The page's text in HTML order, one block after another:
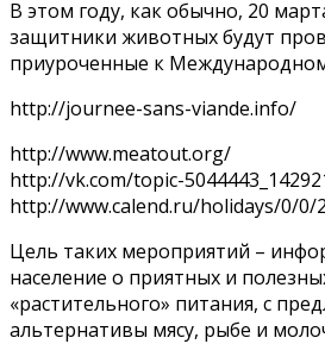
В этом году, как обычно, 20
защитники животных будут
приуроченные к
http://journee-sans-viande.info/
http://www.meatout.org/
http://vk.com/topic-
http://www.calend.ru/holidays/0/0/
Цель таких мероприятий –
население о приятных и
«растительного» питания, с
альтернативы мясу, рыбе и